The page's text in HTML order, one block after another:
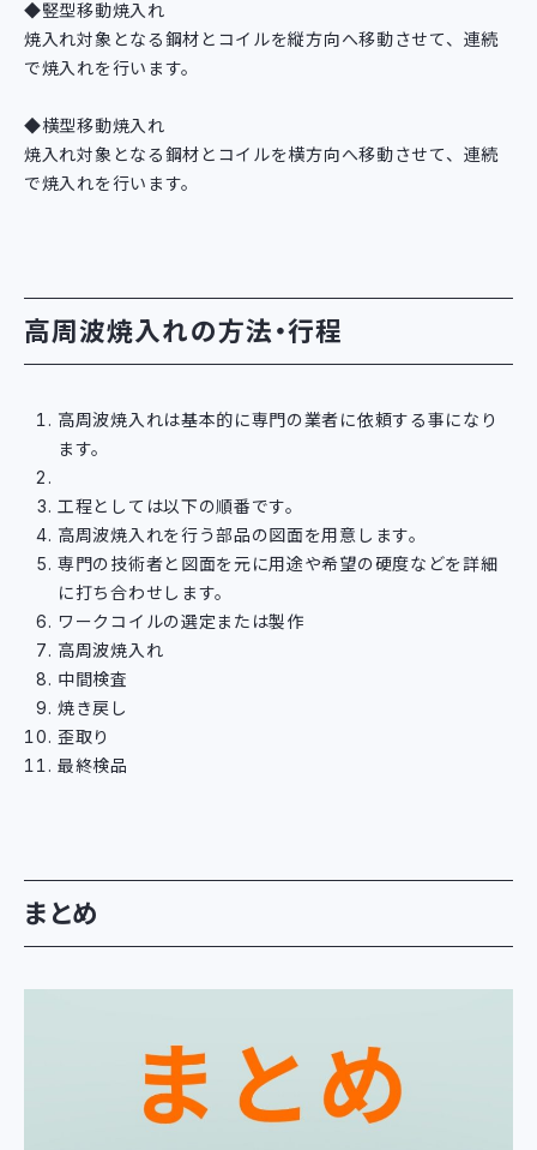
◆竪型移動焼入れ
焼入れ対象となる鋼材とコイルを縦方向へ移動させて、連続
で焼入れを行います。
◆横型移動焼入れ
焼入れ対象となる鋼材とコイルを横方向へ移動させて、連続
で焼入れを行います。
高周波焼入れの方法・行程
高周波焼入れは基本的に専門の業者に依頼する事になり
ます。
工程としては以下の順番です。
高周波焼入れを行う部品の図面を用意します。
専門の技術者と図面を元に用途や希望の硬度などを詳細
に打ち合わせします。
ワークコイルの選定または製作
高周波焼入れ
中間検査
焼き戻し
歪取り
最終検品
まとめ